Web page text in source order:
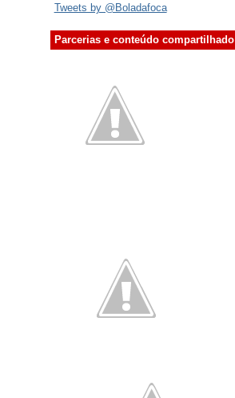
Tweets by @Boladafoca
Parcerias e conteúdo compartilhado